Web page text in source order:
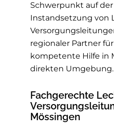
Schwerpunkt auf
Instandsetzung von
regionaler Partner
kompetente Hilfe in
direkten Umgebung.
Fachgerechte
Mössingen